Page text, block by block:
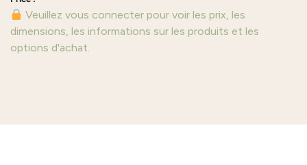
Veuillez vous connecter pour voir les prix, les
dimensions, les informations sur les produits et les
options d'achat.